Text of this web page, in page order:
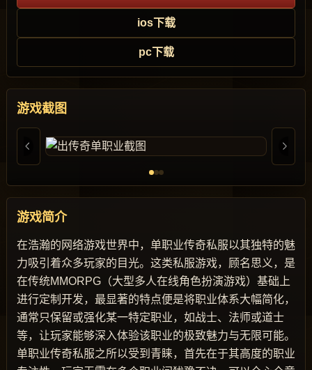
ios下载
pc下载
游戏截图
游戏简介
在浩瀚的网络游戏世界中，单职业传奇私服以其独特的魅
力吸引着众多玩家的目光。这类私服游戏，顾名思义，是
在传统MMORPG（大型多人在线角色扮演游戏）基础上
进行定制开发，最显著的特点便是将职业体系大幅简化，
通常只保留或强化某一特定职业，如战士、法师或道士
等，让玩家能够深入体验该职业的极致魅力与无限可能。
单职业传奇私服之所以受到青睐，首先在于其高度的职业